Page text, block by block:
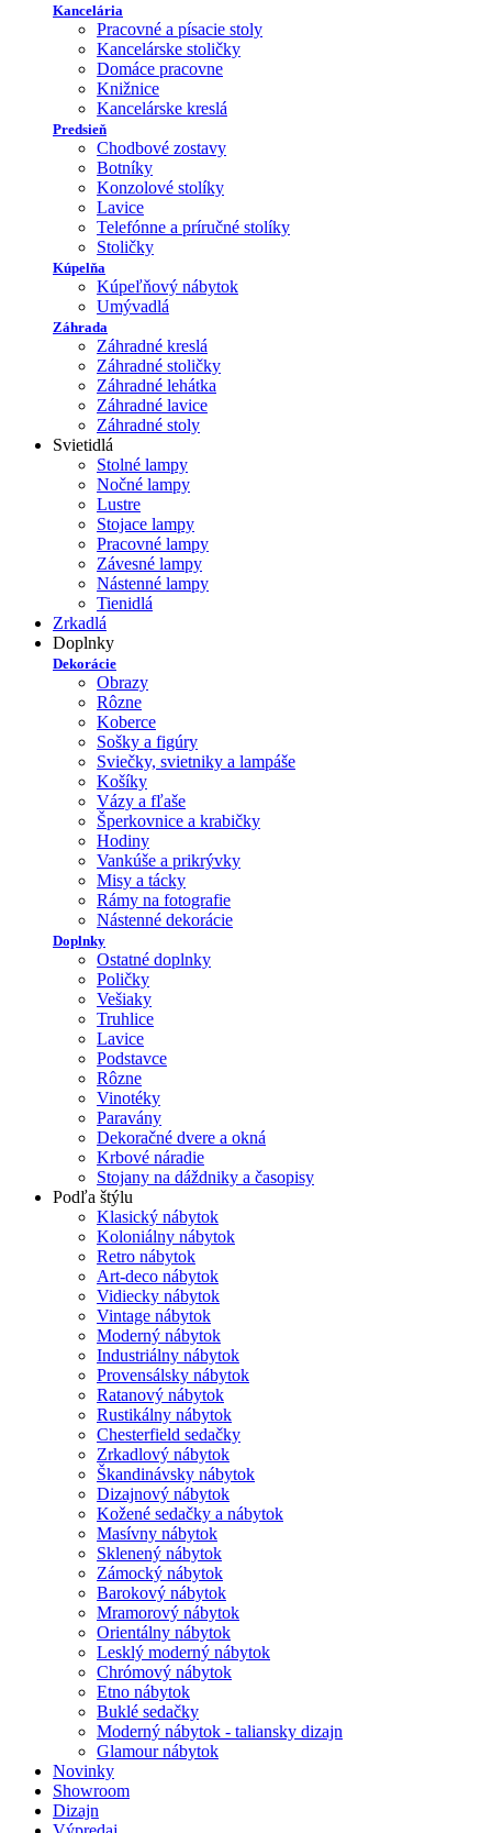
Kancelária
Pracovné a písacie stoly
Kancelárske stoličky
Domáce pracovne
Knižnice
Kancelárske kreslá
Predsieň
Chodbové zostavy
Botníky
Konzolové stolíky
Lavice
Telefónne a príručné stolíky
Stoličky
Kúpelňa
Kúpeľňový nábytok
Umývadlá
Záhrada
Záhradné kreslá
Záhradné stoličky
Záhradné lehátka
Záhradné lavice
Záhradné stoly
Svietidlá
Stolné lampy
Nočné lampy
Lustre
Stojace lampy
Pracovné lampy
Závesné lampy
Nástenné lampy
Tienidlá
Zrkadlá
Doplnky
Dekorácie
Obrazy
Rôzne
Koberce
Sošky a figúry
Sviečky, svietniky a lampáše
Košíky
Vázy a fľaše
Šperkovnice a krabičky
Hodiny
Vankúše a prikrývky
Misy a tácky
Rámy na fotografie
Nástenné dekorácie
Doplnky
Ostatné doplnky
Poličky
Vešiaky
Truhlice
Lavice
Podstavce
Rôzne
Vinotéky
Paravány
Dekoračné dvere a okná
Krbové náradie
Stojany na dáždniky a časopisy
Podľa štýlu
Klasický nábytok
Koloniálny nábytok
Retro nábytok
Art-deco nábytok
Vidiecky nábytok
Vintage nábytok
Moderný nábytok
Industriálny nábytok
Provensálsky nábytok
Ratanový nábytok
Rustikálny nábytok
Chesterfield sedačky
Zrkadlový nábytok
Škandinávsky nábytok
Dizajnový nábytok
Kožené sedačky a nábytok
Masívny nábytok
Sklenený nábytok
Zámocký nábytok
Barokový nábytok
Mramorový nábytok
Orientálny nábytok
Lesklý moderný nábytok
Chrómový nábytok
Etno nábytok
Buklé sedačky
Moderný nábytok - taliansky dizajn
Glamour nábytok
Novinky
Showroom
Dizajn